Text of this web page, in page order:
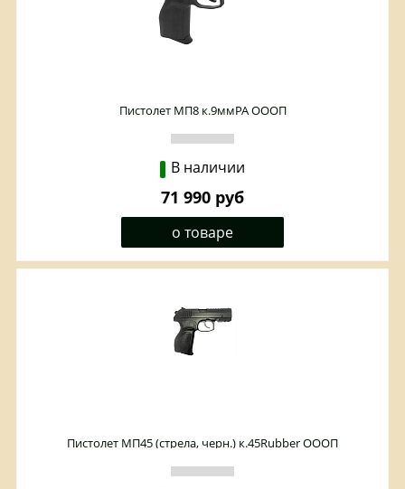
Пистолет МП8 к.9ммРА ОООП
В наличии
71 990 руб
о товаре
Пистолет МП45 (стрела, черн.) к.45Rubber ОООП